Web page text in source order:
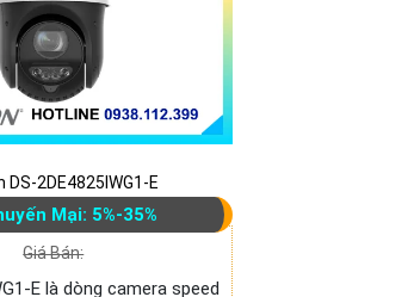
2DE4825IWG1-E
Mại: 5%-35%
Giá Bán:
E là dòng camera speed